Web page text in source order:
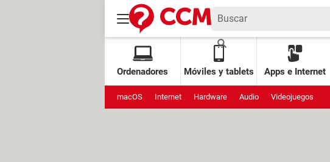
Ordenadores Móviles y tablets Apps e Internet
macOS Internet Hardware Audio Videojuegos